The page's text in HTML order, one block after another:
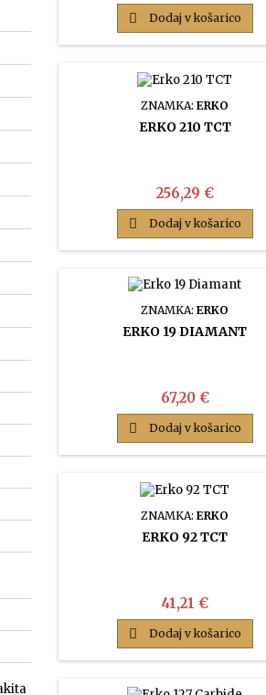
 Dodaj v košarico
ZNAMKA:ERKO
ERKO 210 TCT
Cena
256,29 €
 Dodaj v košarico
ZNAMKA:ERKO
ERKO 19 DIAMANT
Cena
67,20 €
 Dodaj v košarico
ZNAMKA:ERKO
ERKO 92 TCT
Cena
41,21 €
 Dodaj v košarico